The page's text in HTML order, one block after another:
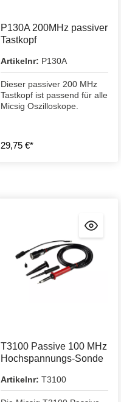
P130A 200MHz passiver
Tastkopf
Artikelnr: P130A
Dieser passiver 200 MHz
Tastkopf ist passend für alle
Micsig Oszilloskope.
29,75 €*
T3100 Passive 100 MHz
Hochspannungs-Sonde
Artikelnr: T3100